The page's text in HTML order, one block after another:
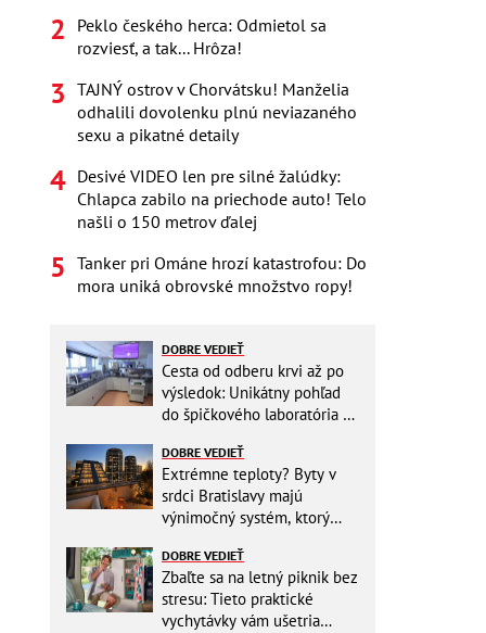
Peklo českého herca: Odmietol sa
rozviesť, a tak... Hrôza!
TAJNÝ ostrov v Chorvátsku! Manželia
odhalili dovolenku plnú neviazaného
sexu a pikatné detaily
Desivé VIDEO len pre silné žalúdky:
Chlapca zabilo na priechode auto! Telo
našli o 150 metrov ďalej
Tanker pri Ománe hrozí katastrofou: Do
mora uniká obrovské množstvo ropy!
DOBRE VEDIEŤ
Cesta od odberu krvi až po
výsledok: Unikátny pohľad
do špičkového laboratória na
DOBRE VEDIEŤ
Extrémne teploty? Byty v
srdci Bratislavy majú
výnimočný systém, ktorý
DOBRE VEDIEŤ
Zbaľte sa na letný piknik bez
stresu: Tieto praktické
vychytávky vám ušetria